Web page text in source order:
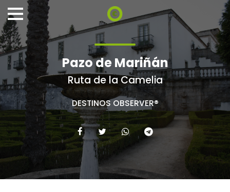
Pazo de Mariñán
Ruta de la Camelia
DESTINOS OBSERVER®